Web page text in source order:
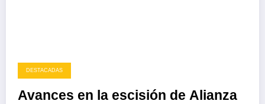
DESTACADAS
Avances en la escisión de Alianza